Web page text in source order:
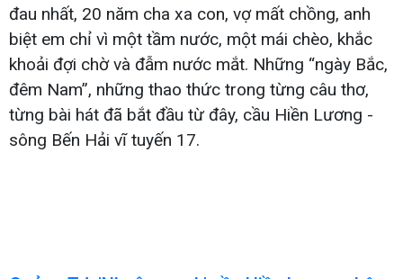
đau nhất, 20 năm cha xa con, vợ mất chồng, anh
biệt em chỉ vì một tầm nước, một mái chèo, khắc
khoải đợi chờ và đẫm nước mắt. Những “ngày Bắc,
đêm Nam”, những thao thức trong từng câu thơ,
từng bài hát đã bắt đầu từ đây, cầu Hiền Lương -
sông Bến Hải vĩ tuyến 17.